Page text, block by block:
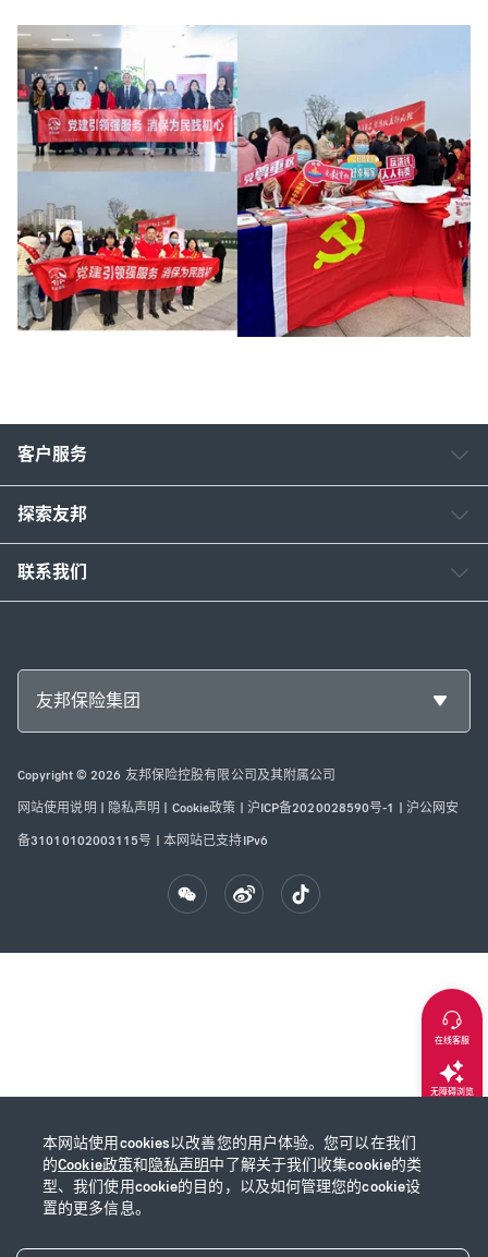
本网站使用cookies以改善您的用户体验。您可以在我们
的Cookie政策和隐私声明中了解关于我们收集cookie的类
型、我们使用cookie的目的，以及如何管理您的cookie设
置的更多信息。
客户服务
探索友邦
联系我们
友邦保险集团
Copyright © 2026 友邦保险控股有限公司及其附属公司
网站使用说明 | 隐私声明 | Cookie政策 | 沪ICP备2020028590号-1 | 沪公网安
备31010102003115号 | 本网站已支持IPv6
在线客服
无障碍浏览